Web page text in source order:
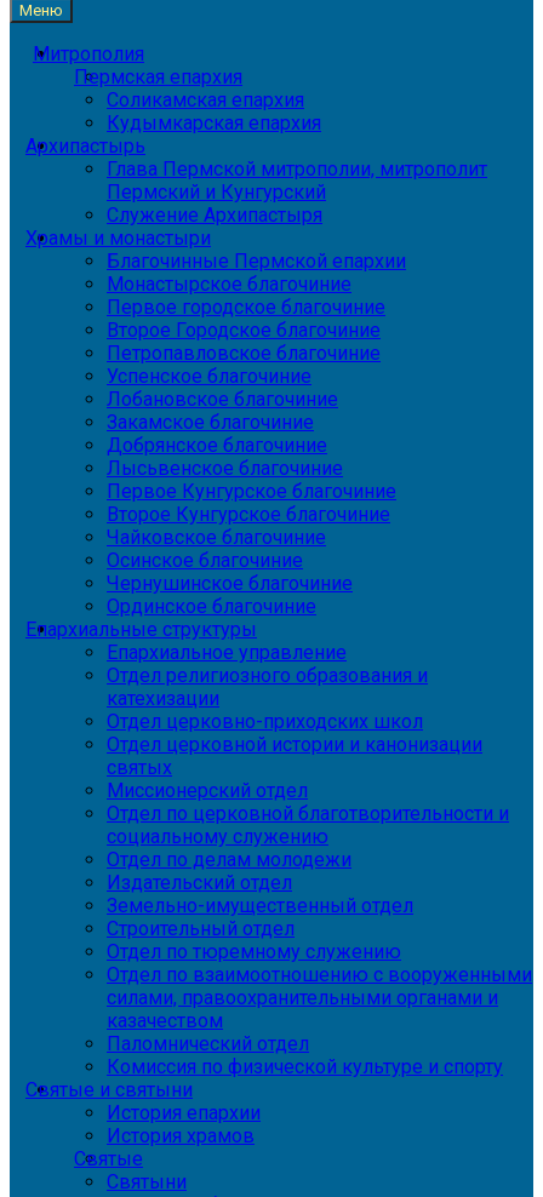
Меню
Митрополия
Пермская епархия
Соликамская епархия
Кудымкарская епархия
Архипастырь
Глава Пермской митрополии, митрополит
Пермский и Кунгурский
Служение Архипастыря
Храмы и монастыри
Благочинные Пермской епархии
Монастырское благочиние
Первое городское благочиние
Второе Городское благочиние
Петропавловское благочиние
Успенское благочиние
Лобановское благочиние
Закамское благочиние
Добрянское благочиние
Лысьвенское благочиние
Первое Кунгурское благочиние
Второе Кунгурское благочиние
Чайковское благочиние
Осинское благочиние
Чернушинское благочиние
Ординское благочиние
Епархиальные структуры
Епархиальное управление
Отдел религиозного образования и
катехизации
Отдел церковно-приходских школ
Отдел церковной истории и канонизации
святых
Миссионерский отдел
Отдел по церковной благотворительности и
социальному служению
Отдел по делам молодежи
Издательский отдел
Земельно-имущественный отдел
Строительный отдел
Отдел по тюремному служению
Отдел по взаимоотношению с вооруженными
силами, правоохранительными органами и
казачеством
Паломнический отдел
Комиссия по физической культуре и спорту
Святые и святыни
История епархии
История храмов
Святые
Святыни